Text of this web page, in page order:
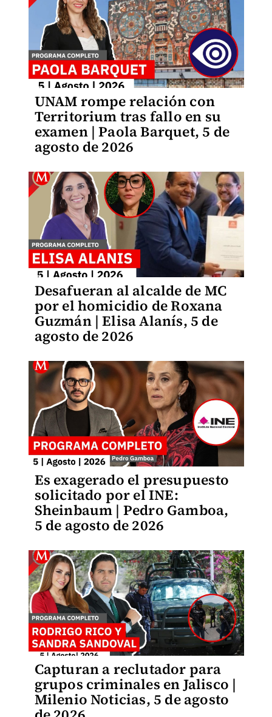
UNAM rompe relación con
Territorium tras fallo en su
examen | Paola Barquet, 5 de
agosto de 2026
Desafueran al alcalde de MC
por el homicidio de Roxana
Guzmán | Elisa Alanís, 5 de
agosto de 2026
Es exagerado el presupuesto
solicitado por el INE:
Sheinbaum | Pedro Gamboa,
5 de agosto de 2026
Capturan a reclutador para
grupos criminales en Jalisco |
Milenio Noticias, 5 de agosto